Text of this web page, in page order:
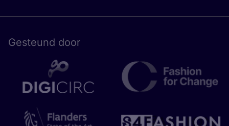
Gesteund door